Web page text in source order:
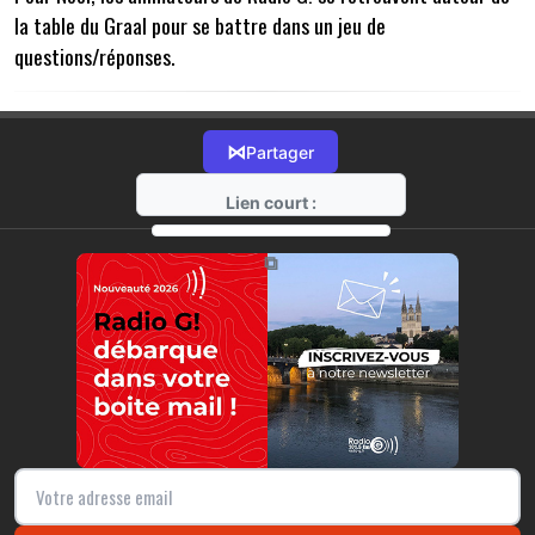
la table du Graal pour se battre dans un jeu de
questions/réponses.
⋈Partager
Lien court :
https://radio-g.fr?13538
⧉